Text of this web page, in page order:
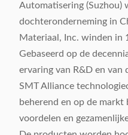
Automatisering (Suzhou)
dochteronderneming in
Materiaal, Inc. winden in
Gebaseerd op de
ervaring van R&D en
SMT Alliance
beherend en op de
voordelen en